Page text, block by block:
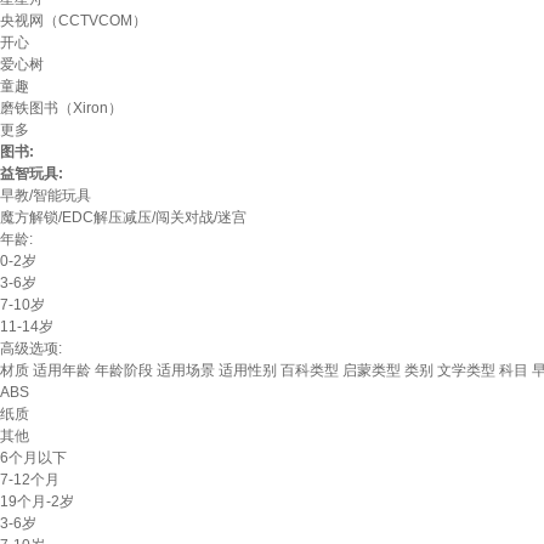
央视网（CCTVCOM）
开心
爱心树
童趣
磨铁图书（Xiron）
更多
图书:
益智玩具:
早教/智能玩具
魔方解锁/EDC解压减压/闯关对战/迷宫
年龄:
0-2岁
3-6岁
7-10岁
11-14岁
高级选项:
材质 适用年龄 年龄阶段 适用场景 适用性别 百科类型 启蒙类型 类别 文学类型 科目
ABS
纸质
其他
6个月以下
7-12个月
19个月-2岁
3-6岁